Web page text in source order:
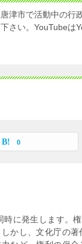
津市で活動中の行
さい。YouTubeは
0
に発生します。
かし、文化庁の著